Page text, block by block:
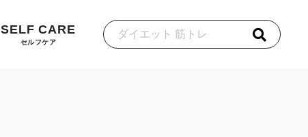
SELF CARE
セルフケア